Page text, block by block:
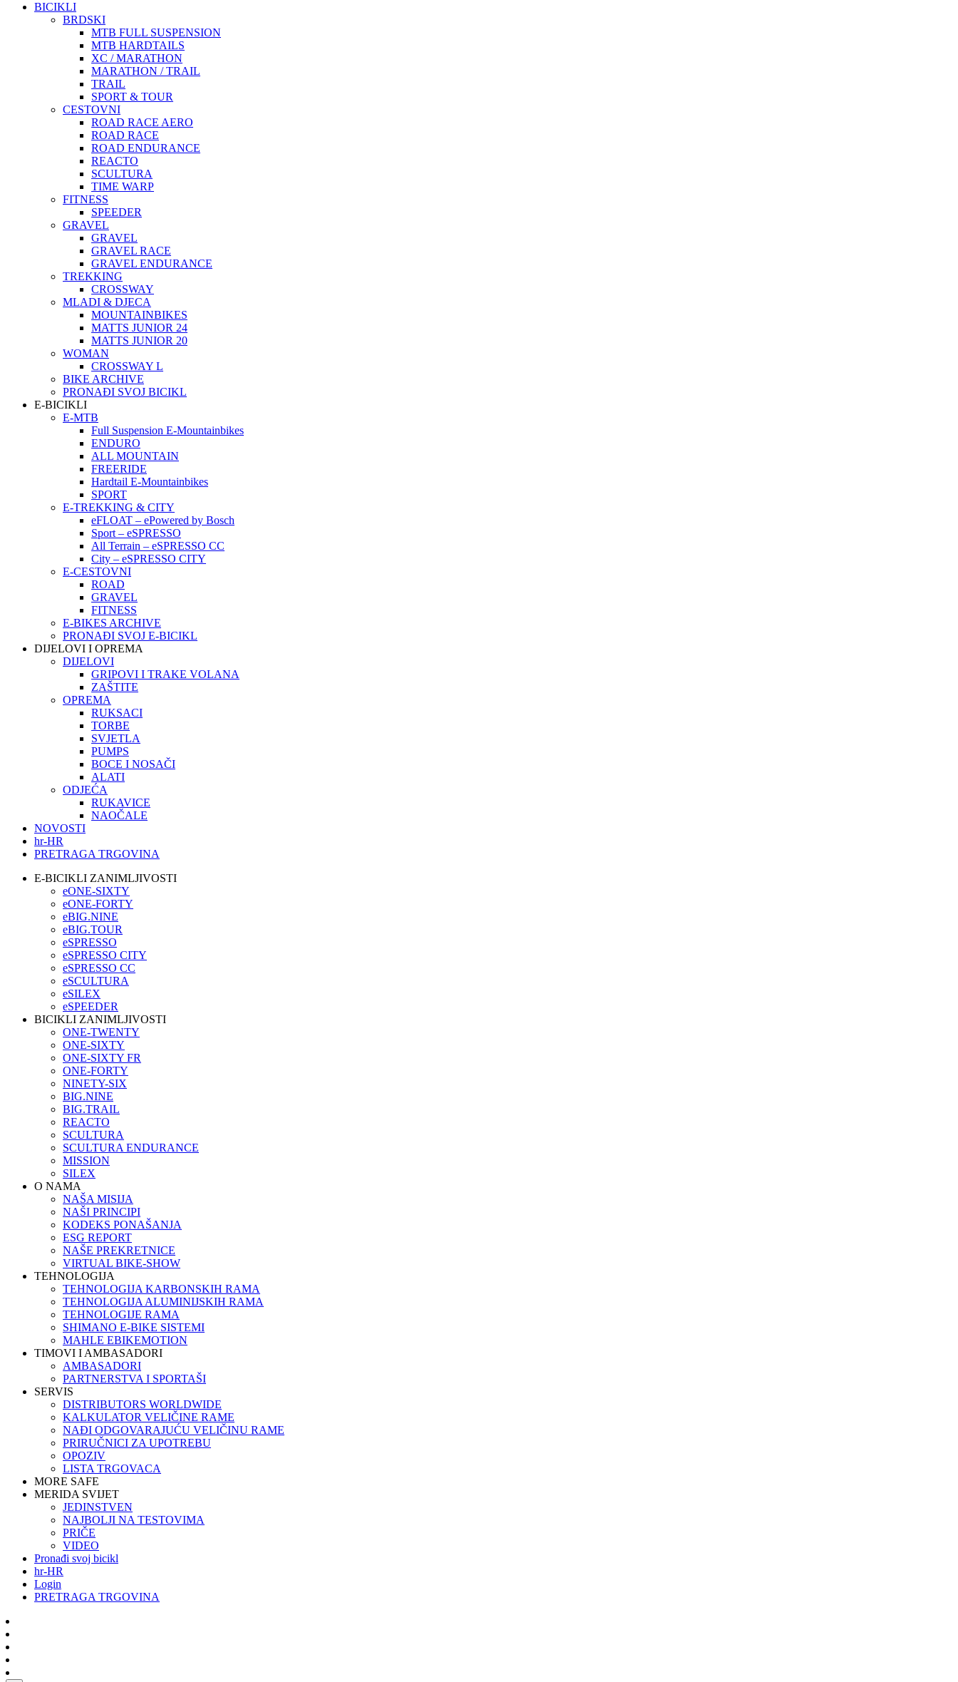
BICIKLI
BRDSKI
MTB FULL SUSPENSION
MTB HARDTAILS
XC / MARATHON
MARATHON / TRAIL
TRAIL
SPORT & TOUR
CESTOVNI
ROAD RACE AERO
ROAD RACE
ROAD ENDURANCE
REACTO
SCULTURA
TIME WARP
FITNESS
SPEEDER
GRAVEL
GRAVEL
GRAVEL RACE
GRAVEL ENDURANCE
TREKKING
CROSSWAY
MLADI & DJECA
MOUNTAINBIKES
MATTS JUNIOR 24
MATTS JUNIOR 20
WOMAN
CROSSWAY L
BIKE ARCHIVE
PRONAĐI SVOJ BICIKL
E-BICIKLI
E-MTB
Full Suspension E-Mountainbikes
ENDURO
ALL MOUNTAIN
FREERIDE
Hardtail E-Mountainbikes
SPORT
E-TREKKING & CITY
eFLOAT – ePowered by Bosch
Sport – eSPRESSO
All Terrain – eSPRESSO CC
City – eSPRESSO CITY
E-CESTOVNI
ROAD
GRAVEL
FITNESS
E-BIKES ARCHIVE
PRONAĐI SVOJ E-BICIKL
DIJELOVI I OPREMA
DIJELOVI
GRIPOVI I TRAKE VOLANA
ZAŠTITE
OPREMA
RUKSACI
TORBE
SVJETLA
PUMPS
BOCE I NOSAČI
ALATI
ODJEĆA
RUKAVICE
NAOČALE
NOVOSTI
hr-HR
PRETRAGA TRGOVINA
E-BICIKLI ZANIMLJIVOSTI
eONE-SIXTY
eONE-FORTY
eBIG.NINE
eBIG.TOUR
eSPRESSO
eSPRESSO CITY
eSPRESSO CC
eSCULTURA
eSILEX
eSPEEDER
BICIKLI ZANIMLJIVOSTI
ONE-TWENTY
ONE-SIXTY
ONE-SIXTY FR
ONE-FORTY
NINETY-SIX
BIG.NINE
BIG.TRAIL
REACTO
SCULTURA
SCULTURA ENDURANCE
MISSION
SILEX
O NAMA
NAŠA MISIJA
NAŠI PRINCIPI
KODEKS PONAŠANJA
ESG REPORT
NAŠE PREKRETNICE
VIRTUAL BIKE-SHOW
TEHNOLOGIJA
TEHNOLOGIJA KARBONSKIH RAMA
TEHNOLOGIJA ALUMINIJSKIH RAMA
TEHNOLOGIJE RAMA
SHIMANO E-BIKE SISTEMI
MAHLE EBIKEMOTION
TIMOVI I AMBASADORI
AMBASADORI
PARTNERSTVA I SPORTAŠI
SERVIS
DISTRIBUTORS WORLDWIDE
KALKULATOR VELIČINE RAME
NAĐI ODGOVARAJUĆU VELIČINU RAME
PRIRUČNICI ZA UPOTREBU
OPOZIV
LISTA TRGOVACA
MORE SAFE
MERIDA SVIJET
JEDINSTVEN
NAJBOLJI NA TESTOVIMA
PRIČE
VIDEO
Pronađi svoj bicikl
hr-HR
Login
PRETRAGA TRGOVINA